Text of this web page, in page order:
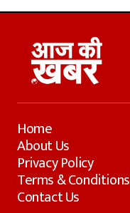
Home
About Us
Privacy Policy
Terms & Conditions
Contact Us